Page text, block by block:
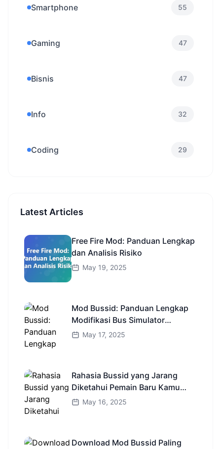
Smartphone 55
Gaming 47
Bisnis 47
Info 32
Coding 29
Latest Articles
Free Fire Mod: Panduan Lengkap
dan Analisis Risiko
May 19, 2025
Mod Bussid: Panduan Lengkap
Modifikasi Bus Simulator
Indonesia
May 17, 2025
Rahasia Bussid yang Jarang
Diketahui Pemain Baru Kamu
Wajib Coba!
May 16, 2025
Download Mod Bussid Paling